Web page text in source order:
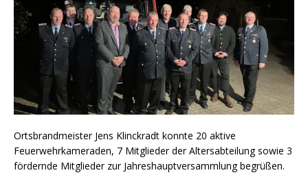
Ortsbrandmeister Jens Klinckradt konnte 20 aktive
Feuerwehrkameraden, 7 Mitglieder der Altersabteilung sowie 3
fördernde Mitglieder zur Jahreshauptversammlung begrüßen.